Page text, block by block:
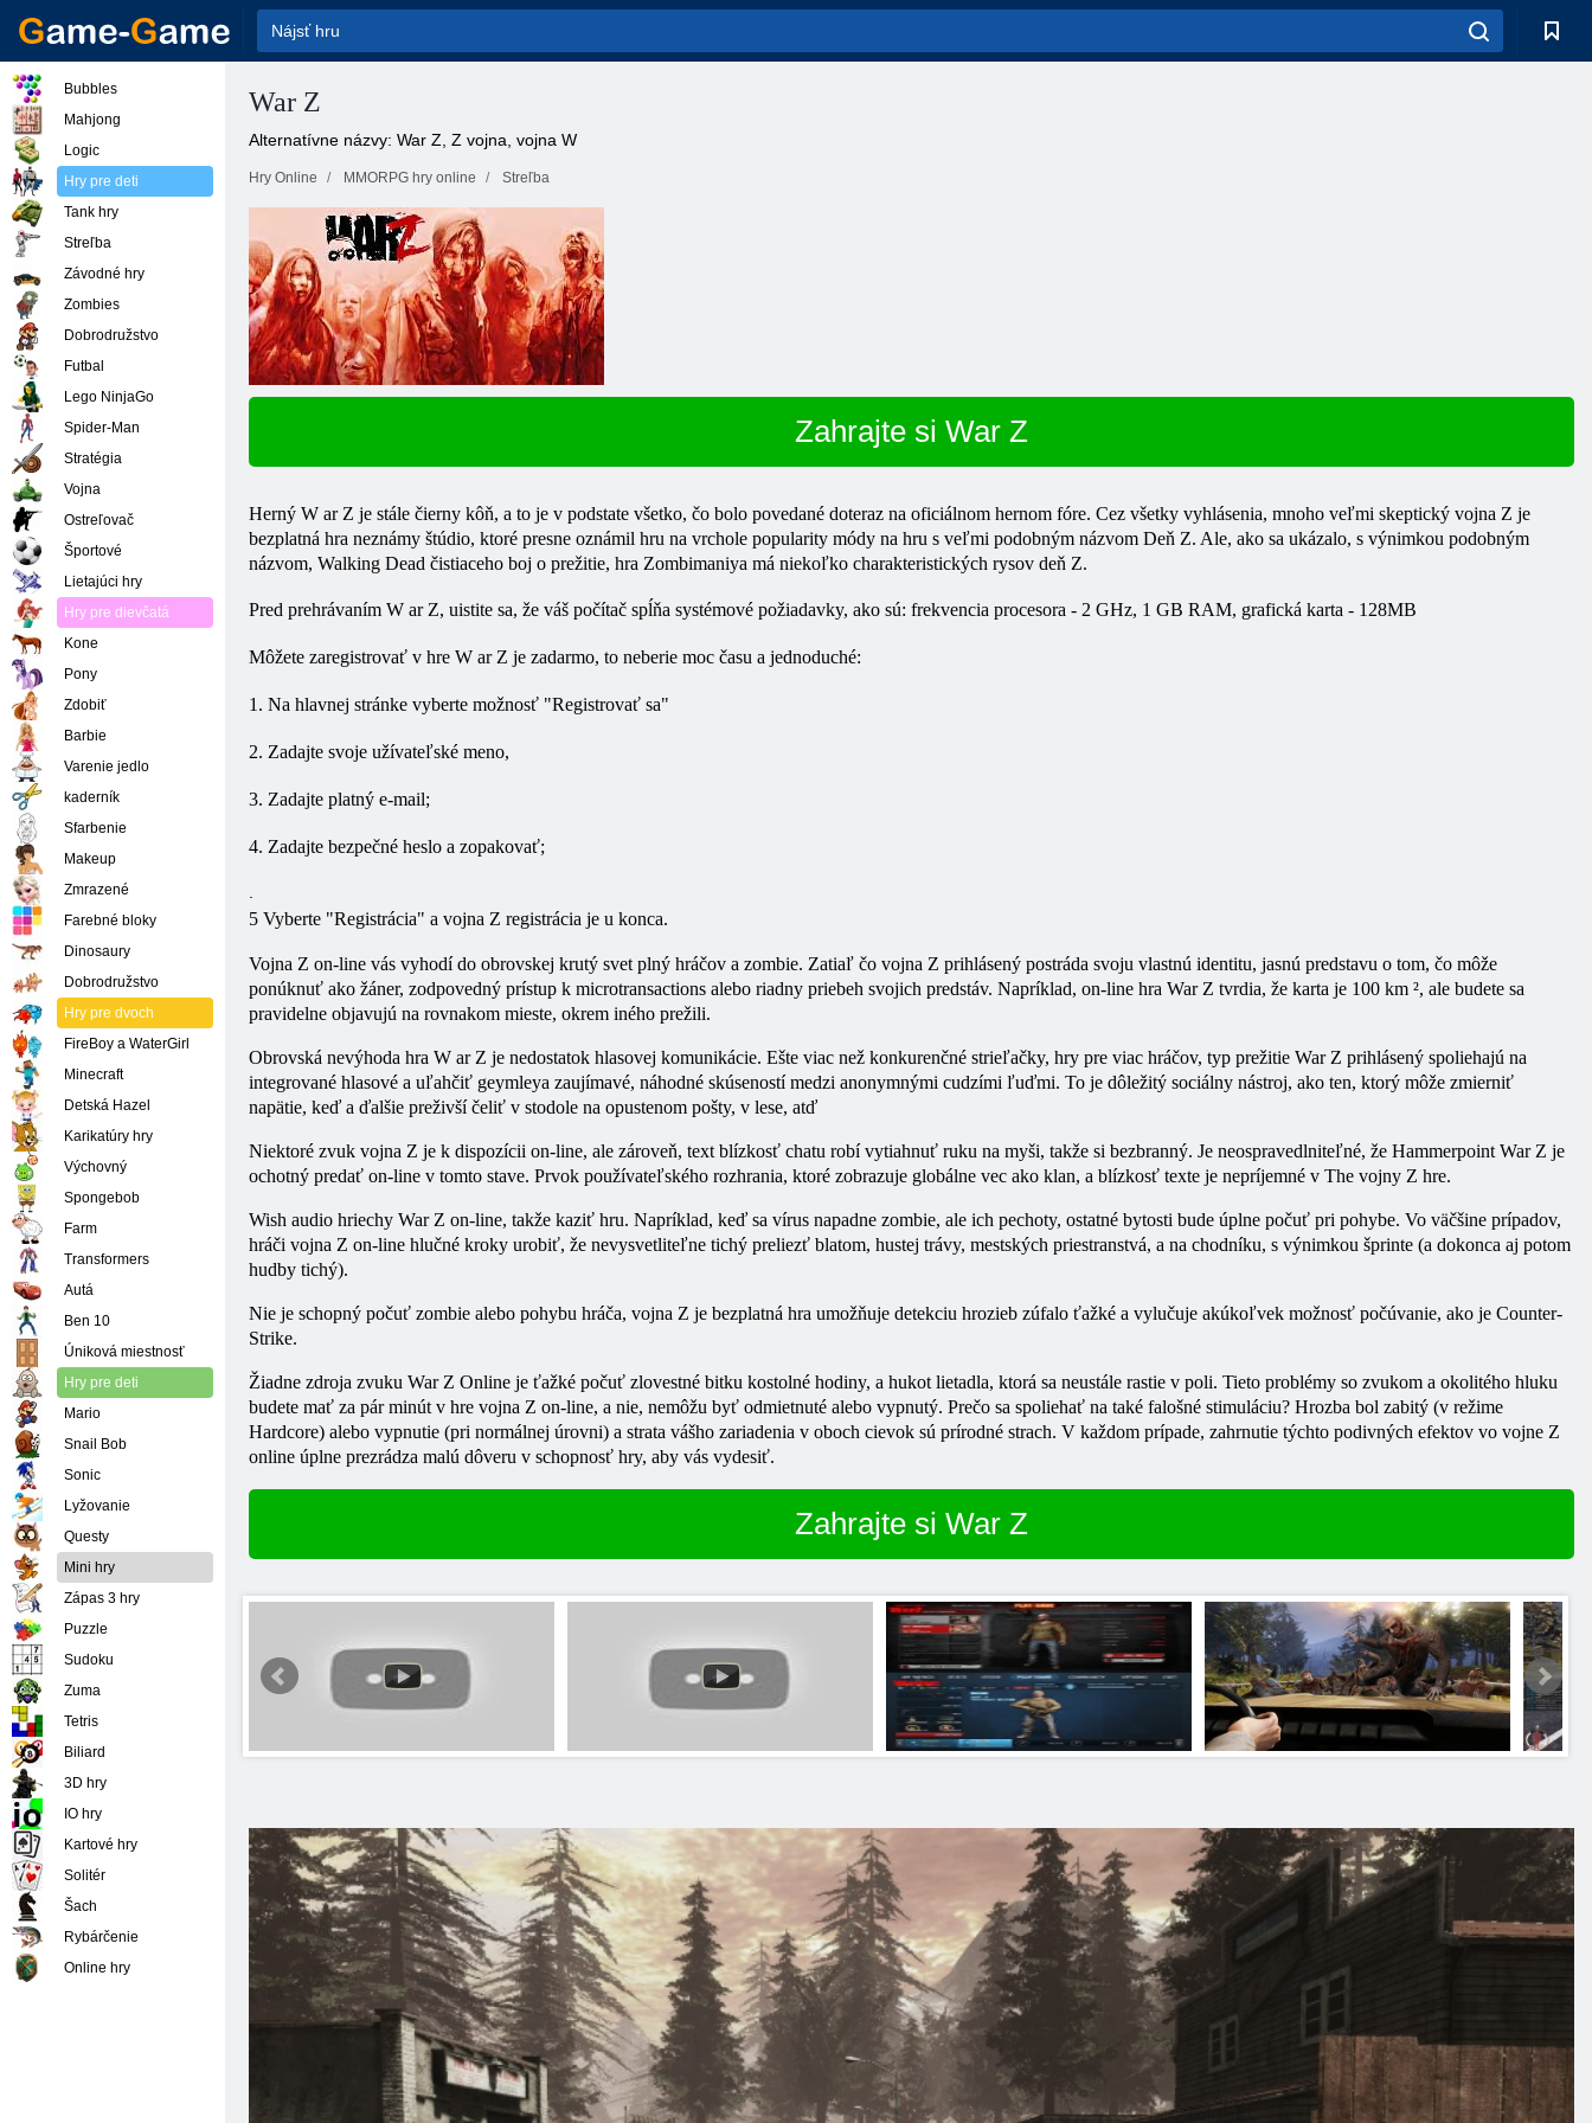
War Z
Alternatívne názvy: War Z, Z vojna, vojna W
Hry Online MMORPG hry online Streľba
Zahrajte si War Z
Herný W ar Z je stále čierny kôň, a to je v podstate všetko, čo bolo povedané doteraz na oficiálnom hernom fóre. Cez všetky vyhlásenia, mnoho veľmi skeptický vojna Z je
bezplatná hra neznámy štúdio, ktoré presne oznámil hru na vrchole popularity módy na hru s veľmi podobným názvom Deň Z. Ale, ako sa ukázalo, s výnimkou podobným
názvom, Walking Dead čistiaceho boj o prežitie, hra Zombimaniya má niekoľko charakteristických rysov deň Z.
Pred prehrávaním W ar Z, uistite sa, že váš počítač spĺňa systémové požiadavky, ako sú: frekvencia procesora - 2 GHz, 1 GB RAM, grafická karta - 128MB
Môžete zaregistrovať v hre W ar Z je zadarmo, to neberie moc času a jednoduché:
1. Na hlavnej stránke vyberte možnosť "Registrovať sa"
2. Zadajte svoje užívateľské meno,
3. Zadajte platný e-mail;
4. Zadajte bezpečné heslo a zopakovať;
5 Vyberte "Registrácia" a vojna Z registrácia je u konca.
Vojna Z on-line vás vyhodí do obrovskej krutý svet plný hráčov a zombie. Zatiaľ čo vojna Z prihlásený postráda svoju vlastnú identitu, jasnú predstavu o tom, čo môže
ponúknuť ako žáner, zodpovedný prístup k microtransactions alebo riadny priebeh svojich predstáv. Napríklad, on-line hra War Z tvrdia, že karta je 100 km ², ale budete sa
pravidelne objavujú na rovnakom mieste, okrem iného prežili.
Obrovská nevýhoda hra W ar Z je nedostatok hlasovej komunikácie. Ešte viac než konkurenčné strieľačky, hry pre viac hráčov, typ prežitie War Z prihlásený spoliehajú na
integrované hlasové a uľahčiť geymleya zaujímavé, náhodné skúseností medzi anonymnými cudzími ľuďmi. To je dôležitý sociálny nástroj, ako ten, ktorý môže zmierniť
napätie, keď a ďalšie preživší čeliť v stodole na opustenom pošty, v lese, atď
Niektoré zvuk vojna Z je k dispozícii on-line, ale zároveň, text blízkosť chatu robí vytiahnuť ruku na myši, takže si bezbranný. Je neospravedlniteľné, že Hammerpoint War Z je
ochotný predať on-line v tomto stave. Prvok používateľského rozhrania, ktoré zobrazuje globálne vec ako klan, a blízkosť texte je nepríjemné v The vojny Z hre.
Wish audio hriechy War Z on-line, takže kaziť hru. Napríklad, keď sa vírus napadne zombie, ale ich pechoty, ostatné bytosti bude úplne počuť pri pohybe. Vo väčšine prípadov,
hráči vojna Z on-line hlučné kroky urobiť, že nevysvetliteľne tichý preliezť blatom, hustej trávy, mestských priestranstvá, a na chodníku, s výnimkou šprinte (a dokonca aj potom
hudby tichý).
Nie je schopný počuť zombie alebo pohybu hráča, vojna Z je bezplatná hra umožňuje detekciu hrozieb zúfalo ťažké a vylučuje akúkoľvek možnosť počúvanie, ako je Counter-
Strike.
Žiadne zdroja zvuku War Z Online je ťažké počuť zlovestné bitku kostolné hodiny, a hukot lietadla, ktorá sa neustále rastie v poli. Tieto problémy so zvukom a okolitého hluku
budete mať za pár minút v hre vojna Z on-line, a nie, nemôžu byť odmietnuté alebo vypnutý. Prečo sa spoliehať na také falošné stimuláciu? Hrozba bol zabitý (v režime
Hardcore) alebo vypnutie (pri normálnej úrovni) a strata vášho zariadenia v oboch cievok sú prírodné strach. V každom prípade, zahrnutie týchto podivných efektov vo vojne Z
online úplne prezrádza malú dôveru v schopnosť hry, aby vás vydesiť.
Zahrajte si War Z
Bubbles
Mahjong
Logic
Hry pre deti
Tank hry
Streľba
Závodné hry
Zombies
Dobrodružstvo
Futbal
Lego NinjaGo
Spider-Man
Stratégia
Vojna
Ostreľovač
Športové
Lietajúci hry
Hry pre dievčatá
Kone
Pony
Zdobiť
Barbie
Varenie jedlo
kaderník
Sfarbenie
Makeup
Zmrazené
Farebné bloky
Dinosaury
Dobrodružstvo
Hry pre dvoch
FireBoy a WaterGirl
Minecraft
Detská Hazel
Karikatúry hry
Výchovný
Spongebob
Farm
Transformers
Autá
Ben 10
Úniková miestnosť
Hry pre deti
Mario
Snail Bob
Sonic
Lyžovanie
Questy
Mini hry
Zápas 3 hry
Puzzle
Sudoku
Zuma
Tetris
Biliard
3D hry
IO hry
Kartové hry
Solitér
Šach
Rybárčenie
Online hry